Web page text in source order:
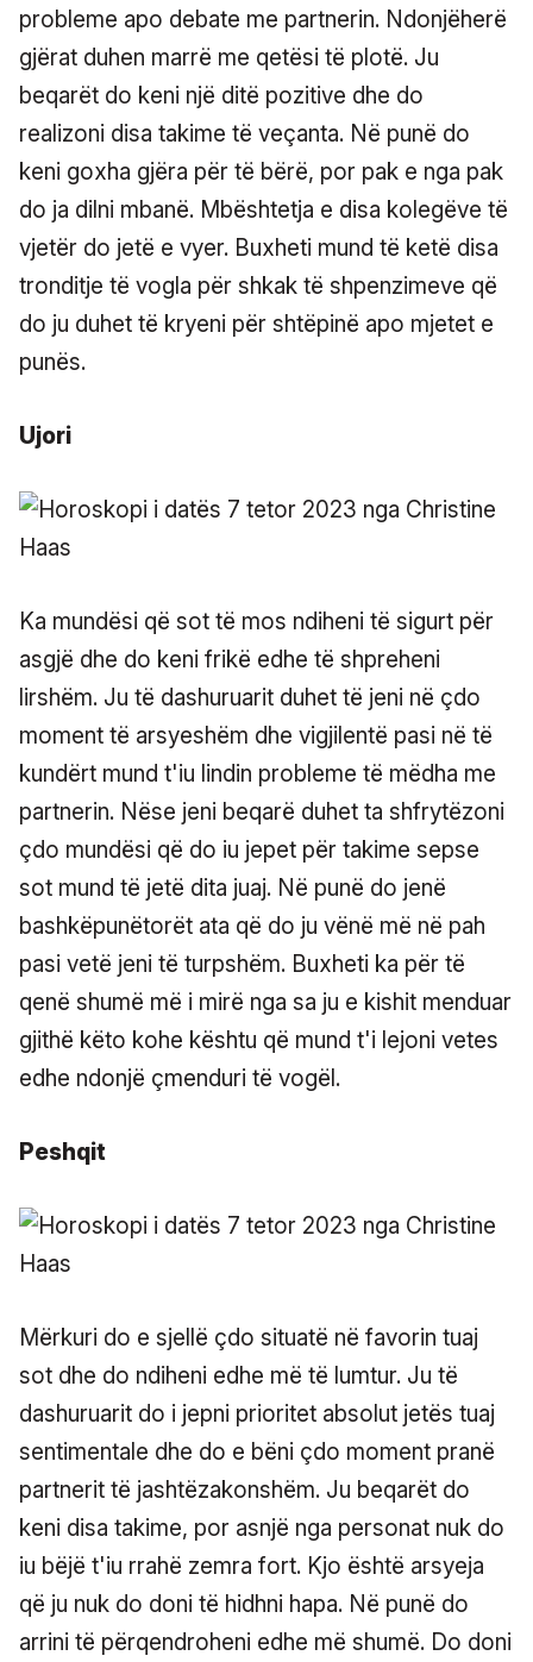
probleme apo debate me partnerin. Ndonjëherë
gjërat duhen marrë me qetësi të plotë. Ju
beqarët do keni një ditë pozitive dhe do
realizoni disa takime të veçanta. Në punë do
keni goxha gjëra për të bërë, por pak e nga pak
do ja dilni mbanë. Mbështetja e disa kolegëve të
vjetër do jetë e vyer. Buxheti mund të ketë disa
tronditje të vogla për shkak të shpenzimeve që
do ju duhet të kryeni për shtëpinë apo mjetet e
punës.
Ujori
Ka mundësi që sot të mos ndiheni të sigurt për
asgjë dhe do keni frikë edhe të shpreheni
lirshëm. Ju të dashuruarit duhet të jeni në çdo
moment të arsyeshëm dhe vigjilentë pasi në të
kundërt mund t'iu lindin probleme të mëdha me
partnerin. Nëse jeni beqarë duhet ta shfrytëzoni
çdo mundësi që do iu jepet për takime sepse
sot mund të jetë dita juaj. Në punë do jenë
bashkëpunëtorët ata që do ju vënë më në pah
pasi vetë jeni të turpshëm. Buxheti ka për të
qenë shumë më i mirë nga sa ju e kishit menduar
gjithë këto kohe kështu që mund t'i lejoni vetes
edhe ndonjë çmenduri të vogël.
Peshqit
Mërkuri do e sjellë çdo situatë në favorin tuaj
sot dhe do ndiheni edhe më të lumtur. Ju të
dashuruarit do i jepni prioritet absolut jetës tuaj
sentimentale dhe do e bëni çdo moment pranë
partnerit të jashtëzakonshëm. Ju beqarët do
keni disa takime, por asnjë nga personat nuk do
iu bëjë t'iu rrahë zemra fort. Kjo është arsyeja
që ju nuk do doni të hidhni hapa. Në punë do
arrini të përqendroheni edhe më shumë. Do doni